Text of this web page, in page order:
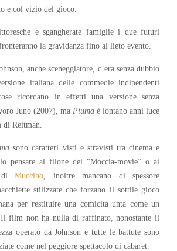
e col vizio del gioco.
e sgangherate famiglie i due futuri
la gravidanza fino al lieto evento.
anche sceneggiatore, c’era senza dubbio
italiana delle commedie indipendenti
ricordano in effetti una versione senza
Juno (2007), ma Piuma è lontano anni luce
di Reitman.
sono caratteri visti e stravisti tra cinema e
pensare al filone dei “Moccia-movie” o ai
diMuccino, inoltre mancano di spessore
stilizzate che forzano il sottile gioco
per restituire una comicità unta come un
Il film non ha nulla di raffinato, nonostante il
operato da Johnson e tutte le battute sono
come nel peggiore spettacolo di cabaret.